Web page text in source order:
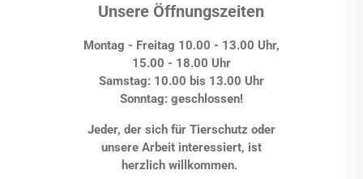
Unsere Öffnungszeiten
Montag - Freitag 10.00 - 13.00 Uhr,
15.00 - 18.00 Uhr
Samstag: 10.00 bis 13.00 Uhr
Sonntag: geschlossen!
Jeder, der sich für Tierschutz oder
unsere Arbeit interessiert, ist
herzlich willkommen.